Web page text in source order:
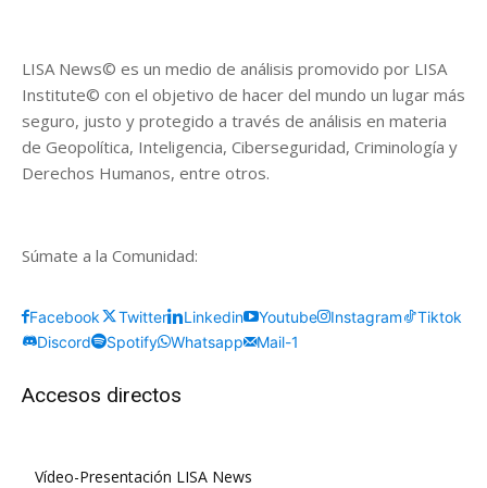
LISA News© es un medio de análisis promovido por LISA
Institute© con el objetivo de hacer del mundo un lugar más
seguro, justo y protegido a través de análisis en materia
de Geopolítica, Inteligencia, Ciberseguridad, Criminología y
Derechos Humanos, entre otros.
Súmate a la Comunidad:
Facebook Twitter Linkedin Youtube Instagram
Tiktok
Discord
Spotify Whatsapp Mail-1
Accesos directos
Vídeo-Presentación LISA News